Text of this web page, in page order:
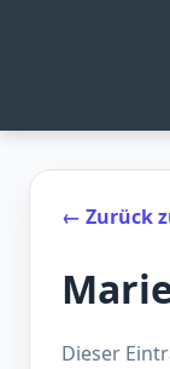
← Zurück
Dieser